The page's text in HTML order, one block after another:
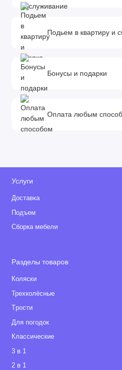
Подьем в квартиру и
Бонусы и подарки
Оплата любым
Услуги
Доставка
Подъем
Сборка мебели
Разделы товаров
Коляски
Трехколёсные
Tрости
Для погодок
Классические
3 в 1
2 в 1